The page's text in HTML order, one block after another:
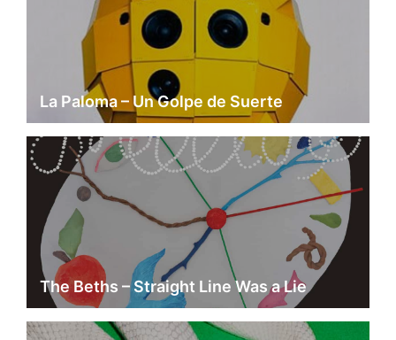
La Paloma – Un Golpe de Suerte
The Beths – Straight Line Was a Lie